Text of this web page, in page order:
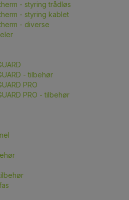
- styring trådløs
- styring kablet
- diverse
- tilbehør
PRO
PRO - tilbehør